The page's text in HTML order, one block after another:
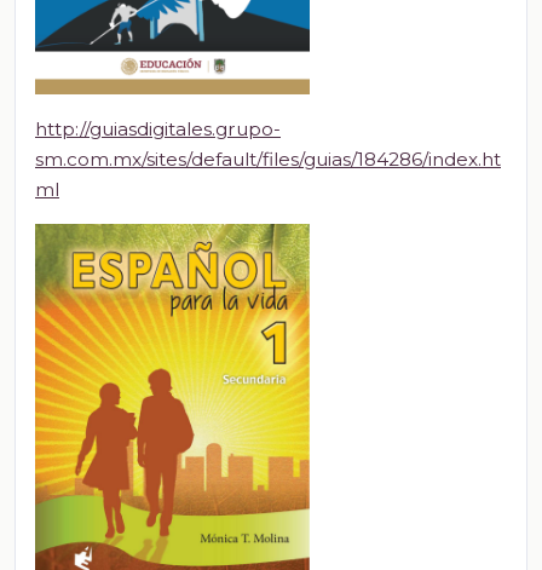
http://guiasdigitales.grupo-
sm.com.mx/sites/default/files/guias/184286/index.ht
ml